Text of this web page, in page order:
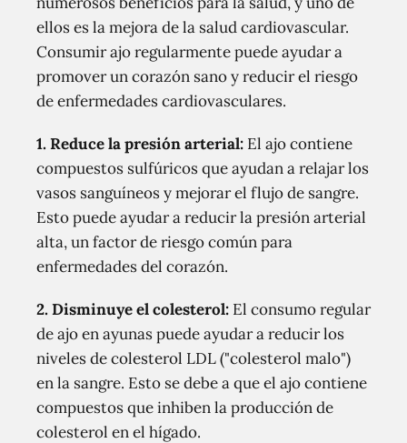
ellos es la mejora de la salud cardiovascular.
Consumir ajo regularmente puede ayudar a
promover un corazón sano y reducir el riesgo
de enfermedades cardiovasculares.
1. Reduce la presión arterial: El ajo contiene
compuestos sulfúricos que ayudan a relajar los
vasos sanguíneos y mejorar el flujo de sangre.
Esto puede ayudar a reducir la presión arterial
alta, un factor de riesgo común para
enfermedades del corazón.
2. Disminuye el colesterol: El consumo regular
de ajo en ayunas puede ayudar a reducir los
niveles de colesterol LDL ("colesterol malo")
en la sangre. Esto se debe a que el ajo contiene
compuestos que inhiben la producción de
colesterol en el hígado.